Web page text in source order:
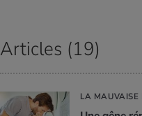
Articles (19)
LA MAUVAISE